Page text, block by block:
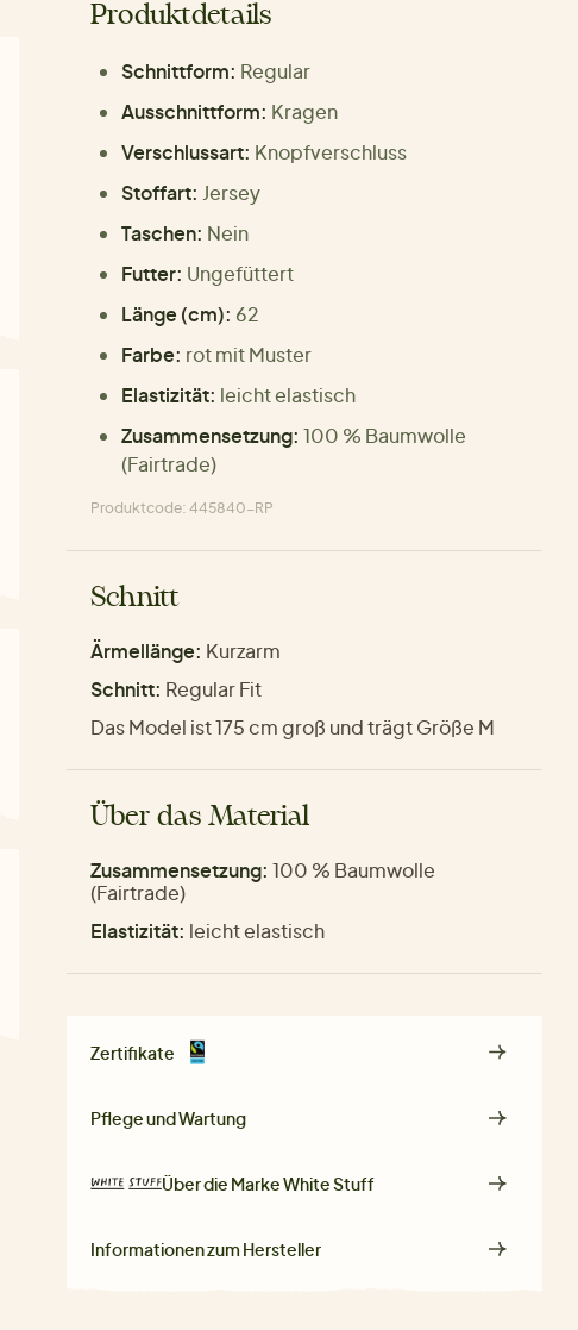
Produktdetails
Schnittform: Regular
Ausschnittform: Kragen
Verschlussart: Knopfverschluss
Stoffart: Jersey
Taschen: Nein
Futter: Ungefüttert
Länge (cm): 62
Farbe: rot mit Muster
Elastizität: leicht elastisch
Zusammensetzung: 100 % Baumwolle
(Fairtrade)
Produktcode: 445840-RP
Schnitt
Ärmellänge: Kurzarm
Schnitt: Regular Fit
Das Model ist 175 cm groß und trägt Größe M
Über das Material
Zusammensetzung: 100 % Baumwolle
(Fairtrade)
Elastizität: leicht elastisch
Zertifikate
Pflege und Wartung
Über die MarkeWhite Stuff
Informationen zum Hersteller